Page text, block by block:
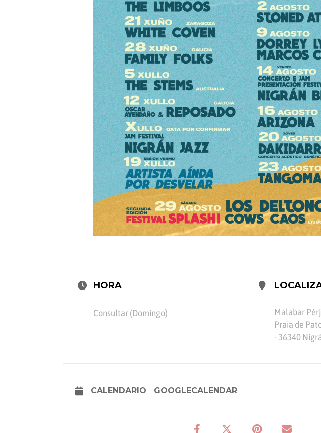
HORA
Consultar (Domingo)
Malabar
Praia de
- 36340
CALENDARIO GOOGLECALENDAR